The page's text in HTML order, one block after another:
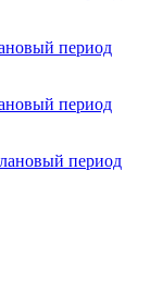
период
период
период